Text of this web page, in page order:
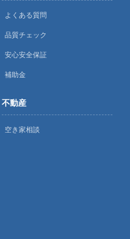
よくある質問
品質チェック
安心安全保証
補助金
不動産
空き家相談